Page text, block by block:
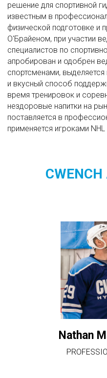
решение для спортивной
известным в
физической подготовке и
О'Брайеном, при участии
специалистов по
апробирован и одобрен
спортсменами,
и вкусный способ
время тренировок и
нездоровые напитки на
поставляется в
применяется игроками
Nathan